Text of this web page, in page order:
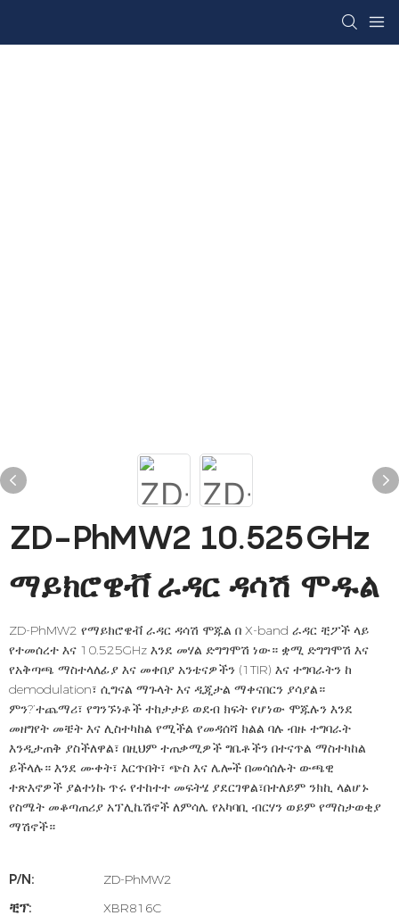
ZD-PhMW2 10.525GHz
ማይክሮዌቭ ራዳር ዳሳሽ ሞዱል
ZD-PhMW2 የማይክሮዌቭ ራዳር ዳሳሽ ሞጁል በ X-band ራዳር ቺፖች ላይ
የተመሰረተ እና 10.525GHz እንደ መሃል ድግግሞሽ ነው። ቋሚ ድግግሞሽ እና
የአቅጣጫ ማስተላለፊያ እና መቀበያ አንቴናዎችን (1TIR) እና ተግባራትን ከ
demodulation፣ ሲግናል ማጉላት እና ዲጂታል ማቀናበርን ያሳያል።
ምን?’ተጨማሪ፣ የግንኙነቶች ተከታታይ ወደብ ክፍት የሆነው ሞጁሉን እንደ
መዘግየት መቼት እና ሊስተካከል የሚችል የመዳሰሻ ክልል ባሉ ብዙ ተግባራት
እንዲታጠቅ ያስችለዋል፣ በዚህም ተጠቃሚዎች ግቤቶችን በተናጥል ማስተካከል
ይችላሉ። እንደ ሙቀት፣ እርጥበት፣ ጭስ እና ሌሎች በመሳሰሉት ውጫዊ
ተጽእኖዎች ያልተነኩ ጥሩ የተከተተ መፍትሄ ያደርገዋል፣በተለይም ንክኪ ላልሆኑ
የስሜት መቆጣጠሪያ አፕሊኬሽኖች ለምሳሌ የአካባቢ ብርሃን ወይም የማስታወቂያ
ማሽኖች።
P/N:
ZD-PhMW2
ቺፕ:
XBR816C